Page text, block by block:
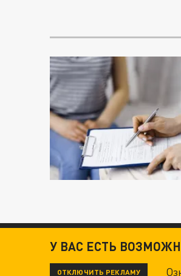
У ВАС ЕСТЬ
ОТКЛЮЧИТЬ РЕКЛАМУ